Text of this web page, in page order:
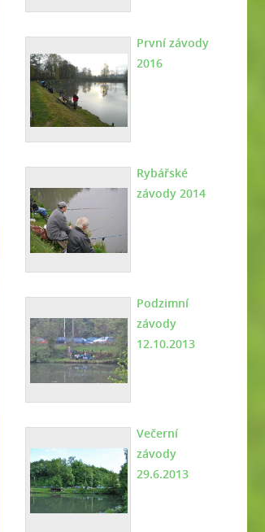
První závody
2016
Rybářské
závody 2014
Podzimní
závody
12.10.2013
Večerní
závody
29.6.2013